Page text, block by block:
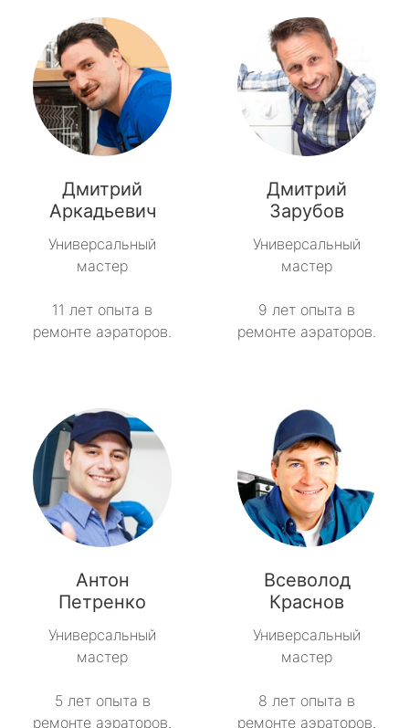
Дмитрий
Аркадьевич
Универсальный
мастер
11 лет опыта в
ремонте аэраторов.
Дмитрий
Зарубов
Универсальный
мастер
9 лет опыта в
ремонте аэраторов.
Антон
Петренко
Универсальный
мастер
5 лет опыта в
ремонте аэраторов.
Всеволод
Краснов
Универсальный
мастер
8 лет опыта в
ремонте аэраторов.